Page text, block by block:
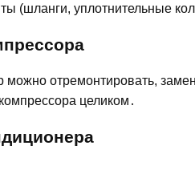
(шланги, уплотнительные
можно отремонтировать,
целиком․